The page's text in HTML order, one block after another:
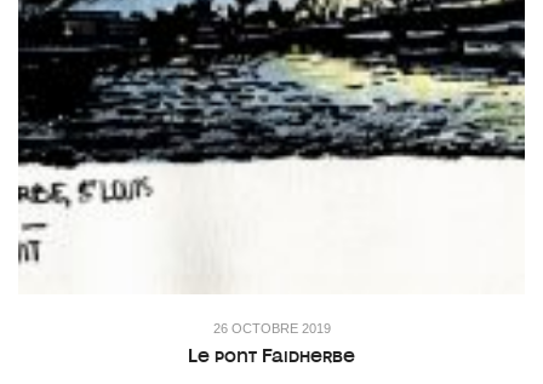
26 OCTOBRE 2019
Le pont Faidherbe